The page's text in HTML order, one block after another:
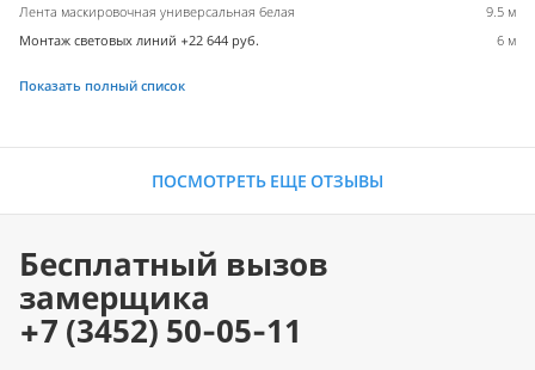
Лента маскировочная универсальная белая
9.5 м
Монтаж световых линий +22 644 руб.
6 м
Показать полный список
ПОСМОТРЕТЬ ЕЩЕ ОТЗЫВЫ
Бесплатный вызов
замерщика
+7 (3452) 50-05-11